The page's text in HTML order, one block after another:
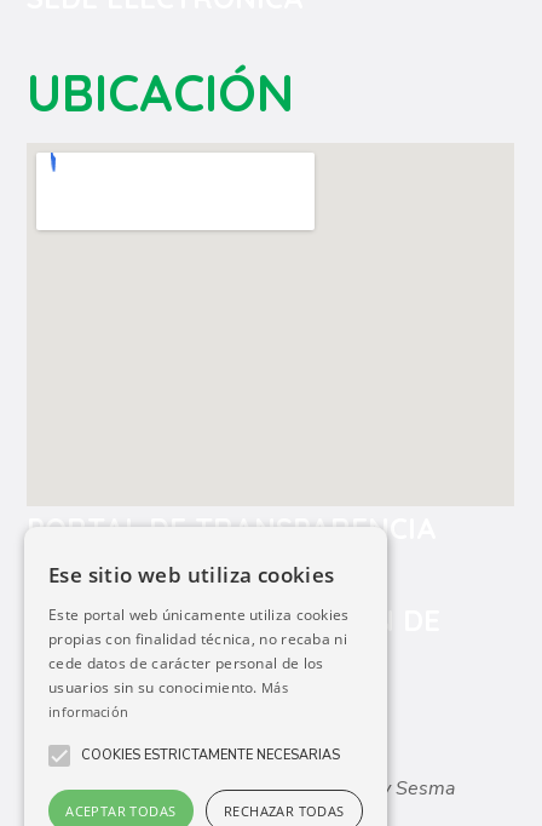
UBICACIÓN
PORTAL DE TRANSPARENCIA
POLÍTICA DE PROTECCIÓN DE
DATOS
Mancomunidad de Servicios Sociales de
Lazagurría,Lodosa Mendavia,Sartaguda y Sesma
Ese sitio web utiliza cookies
Este portal web únicamente utiliza cookies
propias con finalidad técnica, no recaba ni
cede datos de carácter personal de los
usuarios sin su conocimiento. Más
información
COOKIES ESTRICTAMENTE NECESARIAS
ACEPTAR TODAS RECHAZAR TODAS